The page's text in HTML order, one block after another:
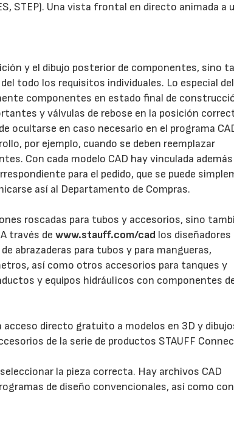
STEP). Una vista frontal en directo animada a
y el dibujo posterior de componentes, sino
todo los requisitos individuales. Lo especial del
componentes en estado final de
y válvulas de rebose en la posición
ocultarse en caso necesario en el programa
por ejemplo, cuando se deben reemplazar
Con cada modelo CAD hay vinculada además
para el pedido, que se puede
así al Departamento de Compras.
roscadas para tubos y accesorios, sino
través dewww.stauff.com/cad los diseñadores
abrazaderas para tubos y para mangueras,
así como otros accesorios para tanques y
y equipos hidráulicos con componentes
directo gratuito a modelos en 3D y
de la serie de productos STAUFF
la pieza correcta. Hay archivos CAD
de diseño convencionales, así como
21/07/2026 28/07/2026